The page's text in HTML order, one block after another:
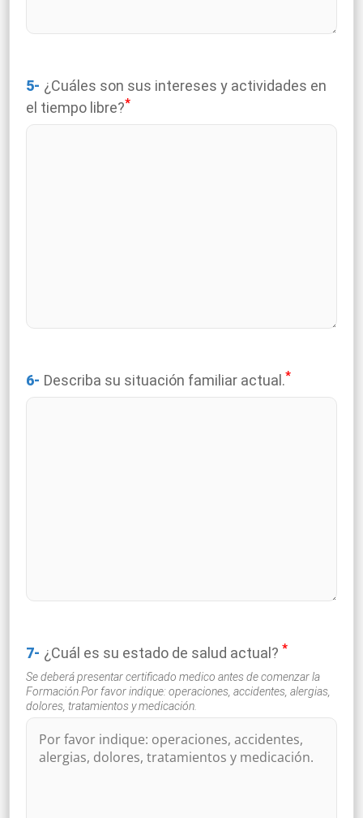
5- ¿Cuáles son sus intereses y actividades en
el tiempo libre?*
6- Describa su situación familiar actual.*
7- ¿Cuál es su estado de salud actual? *
Se deberá presentar certificado medico antes de comenzar la
Formación.Por favor indique: operaciones, accidentes, alergias,
dolores, tratamientos y medicación.